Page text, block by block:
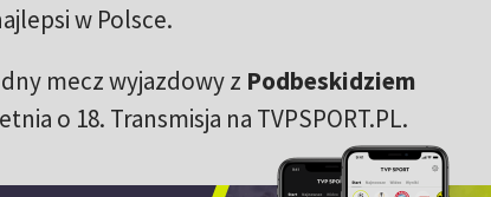
w Polsce.
mecz wyjazdowy z Podbeskidziem
o 18. Transmisja na TVPSPORT.PL.